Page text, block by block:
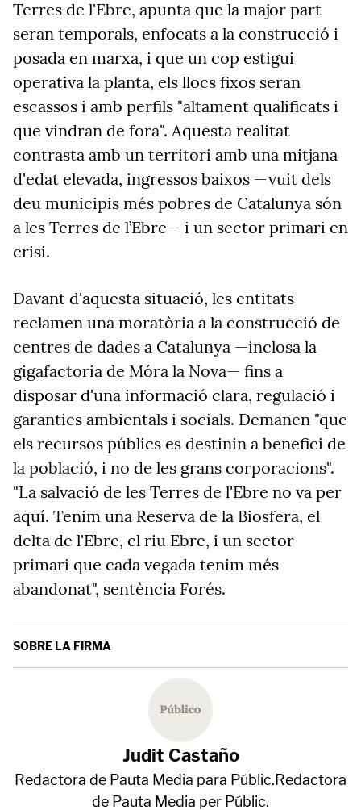
Terres de l'Ebre, apunta que la major part
seran temporals, enfocats a la construcció i
posada en marxa, i que un cop estigui
operativa la planta, els llocs fixos seran
escassos i amb perfils "altament qualificats i
que vindran de fora". Aquesta realitat
contrasta amb un territori amb una mitjana
d'edat elevada, ingressos baixos —vuit dels
deu municipis més pobres de Catalunya són
a les Terres de l’Ebre— i un sector primari en
crisi.
Davant d'aquesta situació, les entitats
reclamen una moratòria a la construcció de
centres de dades a Catalunya —inclosa la
gigafactoria de Móra la Nova— fins a
disposar d'una informació clara, regulació i
garanties ambientals i socials. Demanen "que
els recursos públics es destinin a benefici de
la població, i no de les grans corporacions".
"La salvació de les Terres de l'Ebre no va per
aquí. Tenim una Reserva de la Biosfera, el
delta de l'Ebre, el riu Ebre, i un sector
primari que cada vegada tenim més
abandonat", sentència Forés.
SOBRE LA FIRMA
Judit Castaño
Redactora de Pauta Media para Públic.Redactora
de Pauta Media per Públic.